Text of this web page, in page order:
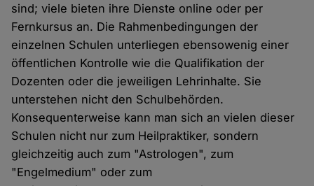
sind; viele bieten ihre Dienste online oder per
Fernkursus an. Die Rahmenbedingungen der
einzelnen Schulen unterliegen ebensowenig einer
öffentlichen Kontrolle wie die Qualifikation der
Dozenten oder die jeweiligen Lehrinhalte. Sie
unterstehen nicht den Schulbehörden.
Konsequenterweise kann man sich an vielen dieser
Schulen nicht nur zum Heilpraktiker, sondern
gleichzeitig auch zum "Astrologen", zum
"Engelmedium" oder zum